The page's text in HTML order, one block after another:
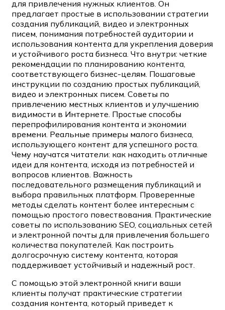
для привлечения нужных клиентов. Он
предлагает простые в использовании стратегии
создания публикаций, видео и электронных
писем, понимания потребностей аудитории и
использования контента для укрепления доверия
и устойчивого роста бизнеса. Что внутри: четкие
рекомендации по планированию контента,
соответствующего бизнес-целям. Пошаговые
инструкции по созданию простых публикаций,
видео и электронных писем. Советы по
привлечению местных клиентов и улучшению
видимости в Интернете. Простые способы
перепрофилирования контента и экономии
времени. Реальные примеры малого бизнеса,
использующего контент для успешного роста.
Чему научатся читатели: как находить отличные
идеи для контента, исходя из потребностей и
вопросов клиентов. Важность
последовательного размещения публикаций и
выбора правильных платформ. Проверенные
методы сделать контент более интересным с
помощью простого повествования. Практические
советы по использованию SEO, социальных сетей
и электронной почты для привлечения большего
количества покупателей. Как построить
долгосрочную систему контента, которая
поддерживает устойчивый и надежный рост.
С помощью этой электронной книги ваши
клиенты получат практические стратегии
создания контента, который приведет к